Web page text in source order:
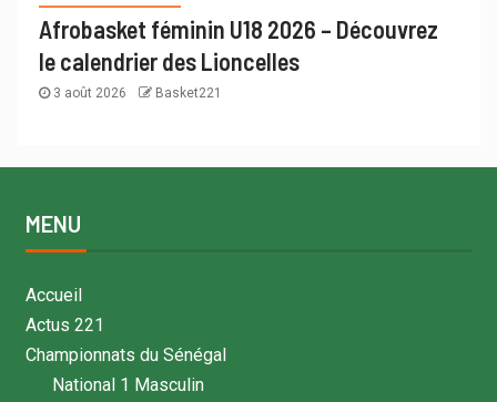
Afrobasket féminin U18 2026 – Découvrez
le calendrier des Lioncelles
3 août 2026 Basket221
MENU
Accueil
Actus 221
Championnats du Sénégal
National 1 Masculin